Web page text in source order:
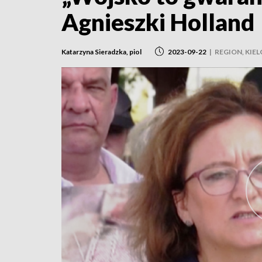
Agnieszki Holland
Katarzyna Sieradzka, piol 2023-09-22 | REGION,